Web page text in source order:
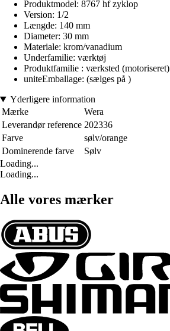
Produktmodel: 8767 hf zyklop
Version: 1/2
Længde: 140 mm
Diameter: 30 mm
Materiale: krom/vanadium
Underfamilie: værktøj
Produktfamilie : værksted (motoriseret)
uniteEmballage: (sælges på )
Yderligere information
Mærke
Wera
Leverandør reference 202336
Farve
sølv/orange
Dominerende farve
Sølv
Loading...
Loading...
Alle vores mærker